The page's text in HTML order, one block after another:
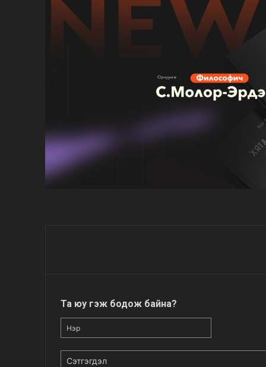
Та юу гэж бодож байна?